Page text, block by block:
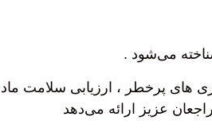
می‌شود .
های پرخطر ، ارزیابی سلامت
عزیز ارائه می‌دهد